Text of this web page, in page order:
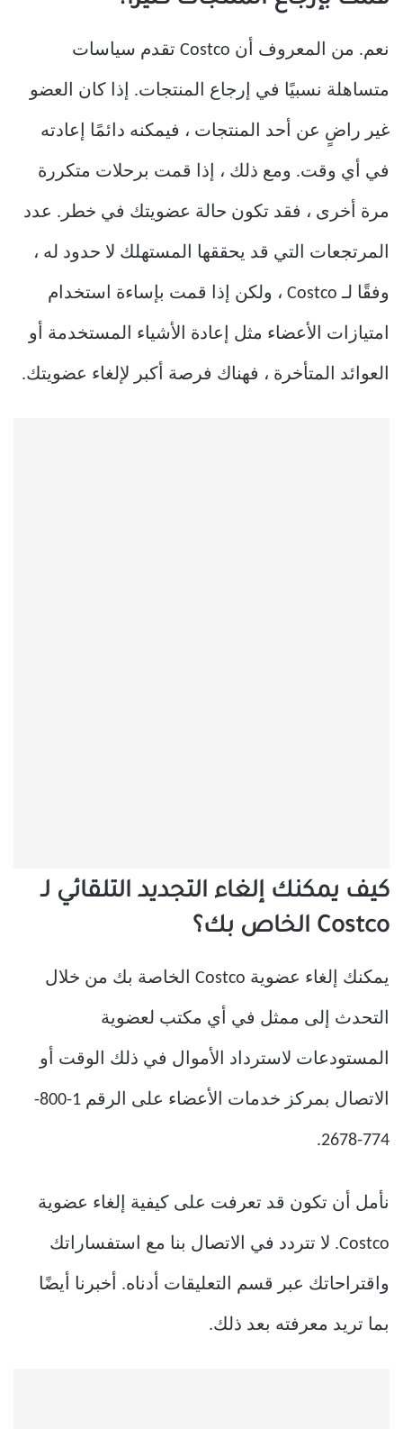
نعم. من المعروف أن Costco تقدم سياسات
متساهلة نسبيًا في إرجاع المنتجات. إذا كان العضو
غير راضٍ عن أحد المنتجات ، فيمكنه دائمًا إعادته
في أي وقت. ومع ذلك ، إذا قمت برحلات متكررة
مرة أخرى ، فقد تكون حالة عضويتك في خطر. عدد
المرتجعات التي قد يحققها المستهلك لا حدود له ،
وفقًا لـ Costco ، ولكن إذا قمت بإساءة استخدام
امتيازات الأعضاء مثل إعادة الأشياء المستخدمة أو
العوائد المتأخرة ، فهناك فرصة أكبر لإلغاء عضويتك.
كيف يمكنك إلغاء التجديد التلقائي لـ
Costco الخاص بك؟
يمكنك إلغاء عضوية Costco الخاصة بك من خلال
التحدث إلى ممثل في أي مكتب لعضوية
المستودعات لاسترداد الأموال في ذلك الوقت أو
الاتصال بمركز خدمات الأعضاء على الرقم 1-800-
774-2678.
نأمل أن تكون قد تعرفت على كيفية إلغاء عضوية
Costco. لا تتردد في الاتصال بنا مع استفساراتك
واقتراحاتك عبر قسم التعليقات أدناه. أخبرنا أيضًا
بما تريد معرفته بعد ذلك.